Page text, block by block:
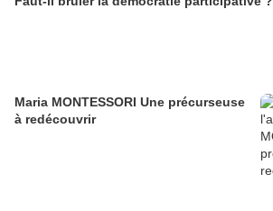
Maria MONTESSORI Une précurseuse
à redécouvrir